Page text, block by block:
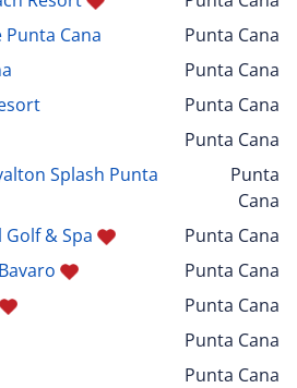
Cana
Punta Cana
Punta Cana
Punta Cana
Punta Cana
Splash Punta
Punta
Cana
Golf & Spa
Punta Cana
Punta Cana
Punta Cana
Punta Cana
Punta Cana